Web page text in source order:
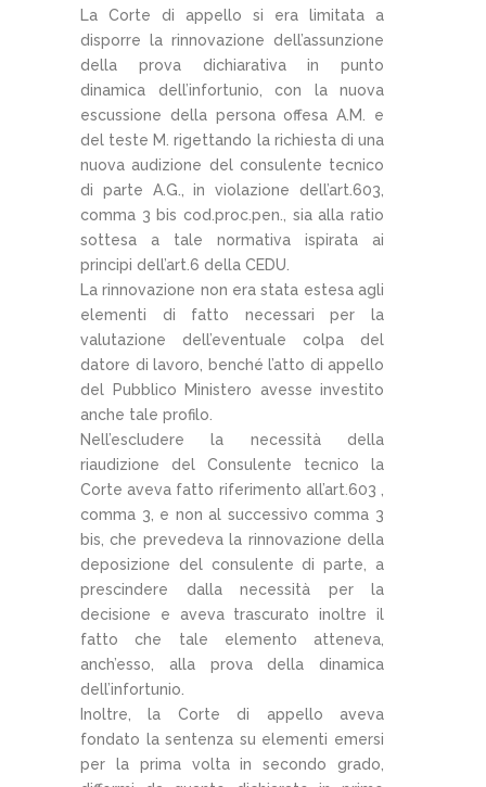
La Corte di appello si era limitata a
disporre la rinnovazione dell’assunzione
della prova dichiarativa in punto
dinamica dell’infortunio, con la nuova
escussione della persona offesa A.M. e
del teste M. rigettando la richiesta di una
nuova audizione del consulente tecnico
di parte A.G., in violazione dell’art.603,
comma 3 bis cod.proc.pen., sia alla ratio
sottesa a tale normativa ispirata ai
principi dell’art.6 della CEDU.
La rinnovazione non era stata estesa agli
elementi di fatto necessari per la
valutazione dell’eventuale colpa del
datore di lavoro, benché l’atto di appello
del Pubblico Ministero avesse investito
anche tale profilo.
Nell’escludere la necessità della
riaudizione del Consulente tecnico la
Corte aveva fatto riferimento all’art.603 ,
comma 3, e non al successivo comma 3
bis, che prevedeva la rinnovazione della
deposizione del consulente di parte, a
prescindere dalla necessità per la
decisione e aveva trascurato inoltre il
fatto che tale elemento atteneva,
anch’esso, alla prova della dinamica
dell’infortunio.
Inoltre, la Corte di appello aveva
fondato la sentenza su elementi emersi
per la prima volta in secondo grado,